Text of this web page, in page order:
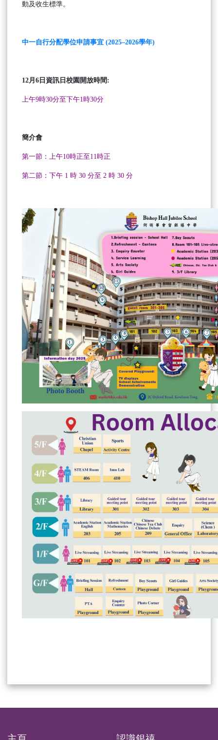
動及收生標準。
中一自行分配學位申請事宜 (2025–2026學年)
12月6日資訊日校園開放時間:
上午9時30分至下午1時30分
簡介會
第一節：上午10時正至11時正
第二節：下午 1 時 30 分至 2 時 30 分